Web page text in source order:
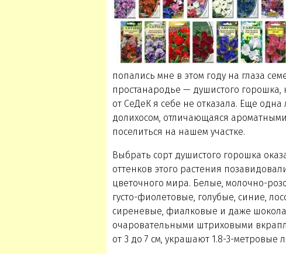
попались мне в этом году на глаза
простанародье — душистого горошка,
от СеДеК я себе не отказала. Еще
долихосом, отличающаяся
поселиться на нашем участке.
Выбрать сорт душистого горошка
оттенков этого растения
цветочного мира. Белые, молочно-
густо-фиолетовые, голубые, синие,
сиреневые, фиалковые и даже
очаровательными штриховыми
от 3 до 7 см, украшают 1.8-3-метровые